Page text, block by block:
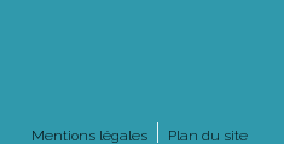
Plan du site
Mentions légales